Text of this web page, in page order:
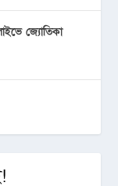
জ্যোতিকা